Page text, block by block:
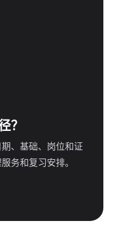
？
、基础、岗位和证
务和复习安排。